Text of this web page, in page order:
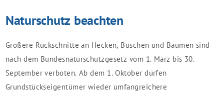
Naturschutz beachten
Größere Rückschnitte an Hecken, Büschen und Bäumen sind
nach dem Bundesnaturschutzgesetz vom 1. März bis 30.
September verboten. Ab dem 1. Oktober dürfen
Grundstückseigentümer wieder umfangreichere